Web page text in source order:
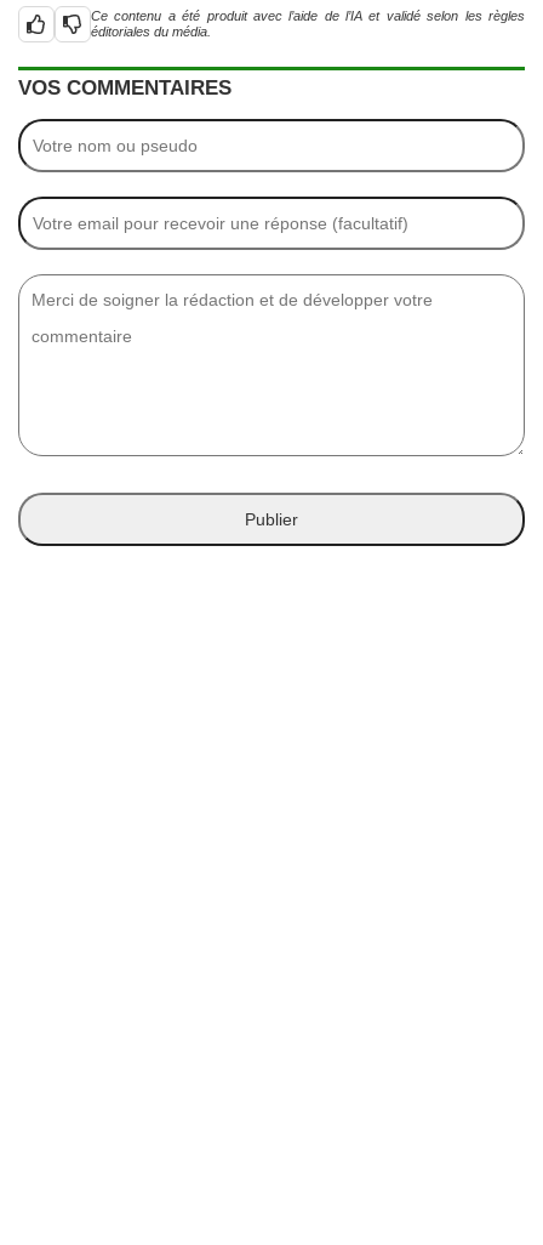
Ce contenu a été produit avec l’aide de l’IA et validé selon les règles
éditoriales du média.
VOS COMMENTAIRES